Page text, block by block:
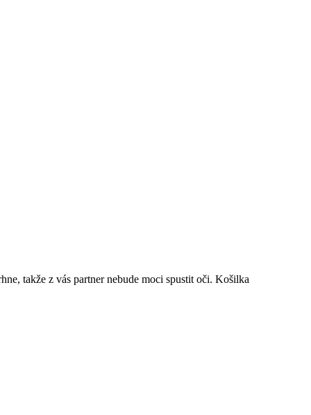
takže z vás partner nebude moci spustit oči. Košilka